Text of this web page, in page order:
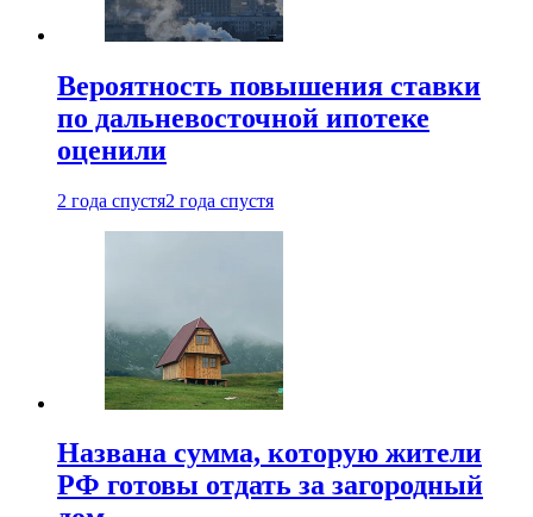
Вероятность повышения ставки
по дальневосточной ипотеке
оценили
2 года спустя2 года спустя
Названа сумма, которую жители
РФ готовы отдать за загородный